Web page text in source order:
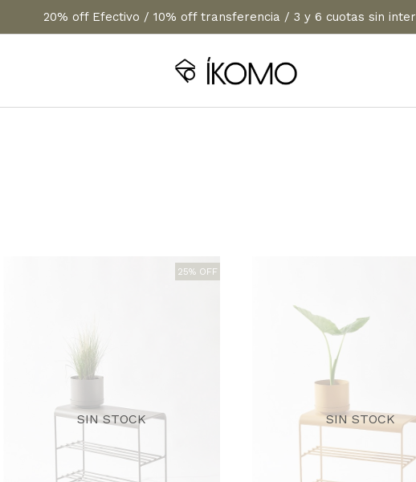
20% off Efectivo / 10% off transferencia / 3 y 6 cuotas sin
25% OFF
SIN STOCK SIN STOCK